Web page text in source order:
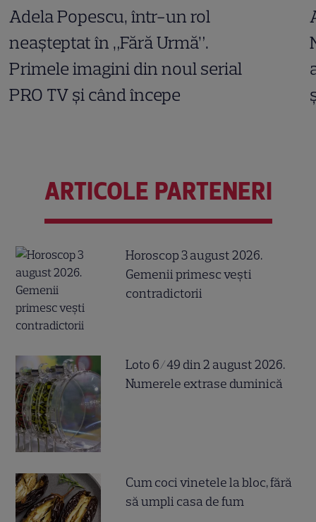
Adela Popescu, într-un rol
neașteptat în „Fără Urmă”.
Primele imagini din noul serial
PRO TV și când începe
ARTICOLE PARTENERI
Horoscop 3 august 2026.
Gemenii primesc vești
contradictorii
Loto 6/49 din 2 august 2026.
Numerele extrase duminică
Cum coci vinetele la bloc, fără
să umpli casa de fum